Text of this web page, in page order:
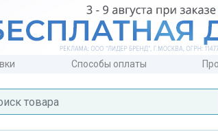
Способы оплаты